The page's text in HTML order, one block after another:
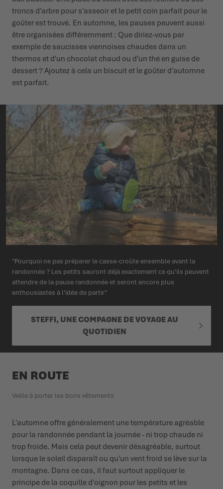
troncs d'arbre pour s'asseoir et le petit coin parfait pour le
goûter est trouvé. En automne, les pauses peuvent aussi
être organisées différemment : Que diriez-vous par
exemple de saucisses viennoises chaudes dans un
thermos et d'un chocolat chaud ou d'un thé en guise de
dessert ? Ajoutez à cela un biscuit et le goûter d'automne
est parfait.
"Pourquoi ne pas préparer le casse-croûte ensemble avant la
randonnée ? Les petits sauront déjà exactement ce qu'ils peuvent
attendre de la pause randonnée et seront encore plus
enthousiastes à l'idée de partir"
STEFFI, UNE COMPAGNE DE VOYAGE AU
QUOTIDIEN
EN ROUTE
Veille à porter les bons vêtements
L'automne offre généralement une température agréable
pour la randonnée pendant la journée - ni trop chaude ni
trop froide. Mais cela peut devenir désagréable, surtout
lorsque le soleil disparaît ou qu'un vent froid se lève sur la
montagne. Dans ce cas, il faut surtout appliquer le
principe de la coquille d'oignon pour les petits et les